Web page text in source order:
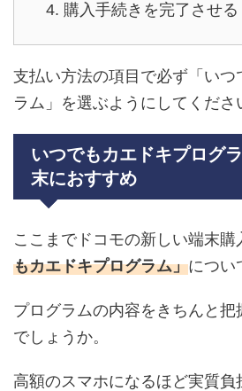
購入手続きを完了させる
支払い方法の項目で必ず「い
ラム」を選ぶようにしてくださ
いつでもカエドキプログ
末におすすめ
ここまでドコモの新しい端末購
もカエドキプログラム」につい
プログラムの内容をきちんと把
でしょうか。
高額のスマホになるほど実質